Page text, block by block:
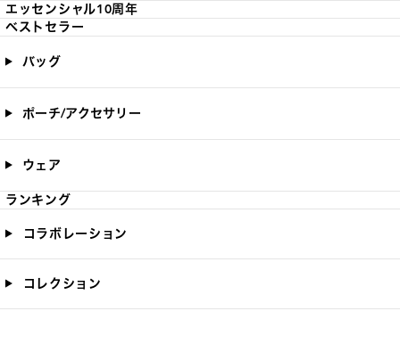
エッセンシャル10周年
ベストセラー
バッグ
ポーチ/アクセサリー
ウェア
ランキング
コラボレーション
コレクション